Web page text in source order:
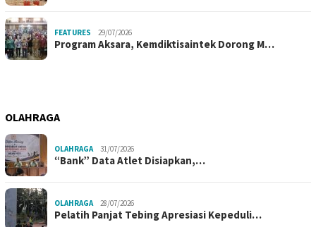
FEATURES 29/07/2026
Program Aksara, Kemdiktisaintek Dorong M…
OLAHRAGA
OLAHRAGA 31/07/2026
“Bank” Data Atlet Disiapkan,…
OLAHRAGA 28/07/2026
Pelatih Panjat Tebing Apresiasi Kepeduli…